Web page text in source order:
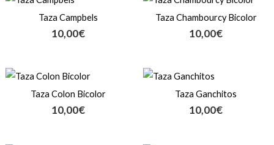
Taza Campbels
10,00€
Taza Chambourcy Bicolor
10,00€
Taza Colon Bicolor
10,00€
Taza Ganchitos
10,00€